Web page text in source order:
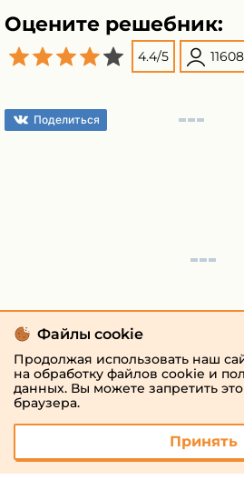
Оцените решебник:
4.4/5 11608
Поделиться
Файлы cookie
Продолжая использовать наш
на обработку файлов cookie и
данных. Вы можете запретить
браузера.
Принять